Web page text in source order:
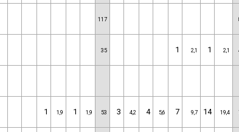
117
35 1 2,1 1 2,1
1 1,9 1 1,9 53 3 4,2 4 5,6 7 9,7 14 19,4